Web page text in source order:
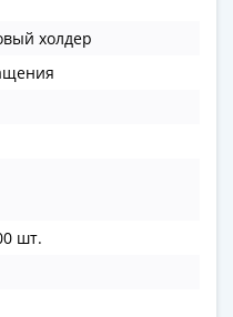
холдер
шт.